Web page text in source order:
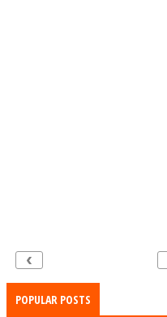
‹
POPULAR POSTS